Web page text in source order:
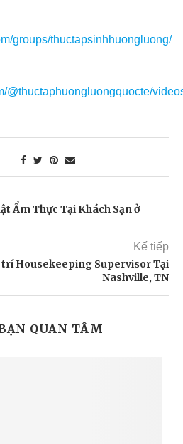
groups/thuctapsinhhuongluong/
@thuctaphuongluongquocte/
Ẩm Thực Tại Khách Sạn ở
Kế tiếp
trí Housekeeping Supervisor Tại
Nashville, TN
QUAN TÂM